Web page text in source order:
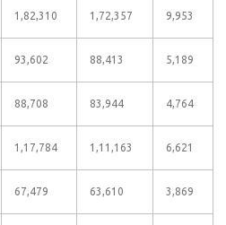
1,82,310 1,72,357 9,953
93,602 88,413 5,189
88,708 83,944 4,764
1,17,784 1,11,163 6,621
67,479 63,610 3,869